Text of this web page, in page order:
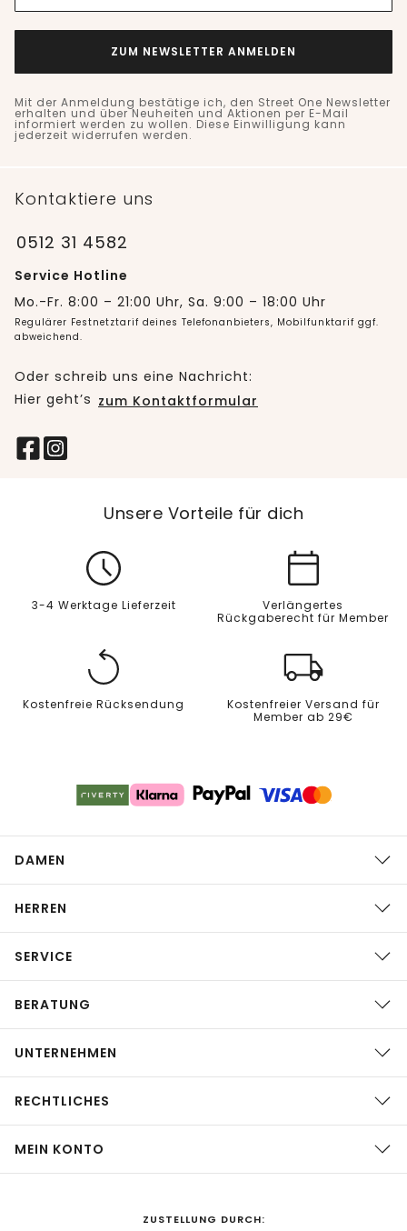
ZUM NEWSLETTER ANMELDEN
Mit der Anmeldung bestätige ich, den Street One Newsletter
erhalten und über Neuheiten und Aktionen per E-Mail
informiert werden zu wollen. Diese Einwilligung kann
jederzeit widerrufen werden.
Kontaktiere uns
0512 31 4582
Service Hotline
Mo.-Fr. 8:00 – 21:00 Uhr, Sa. 9:00 – 18:00 Uhr
Regulärer Festnetztarif deines Telefonanbieters, Mobilfunktarif ggf.
abweichend.
Oder schreib uns eine Nachricht:
Hier geht’s zum Kontaktformular
Unsere Vorteile für dich
3-4 Werktage Lieferzeit
Verlängertes
Rückgaberecht für Member
Kostenfreie Rücksendung
Kostenfreier Versand für
Member ab 29€
DAMEN
HERREN
SERVICE
BERATUNG
UNTERNEHMEN
RECHTLICHES
MEIN KONTO
ZUSTELLUNG DURCH: